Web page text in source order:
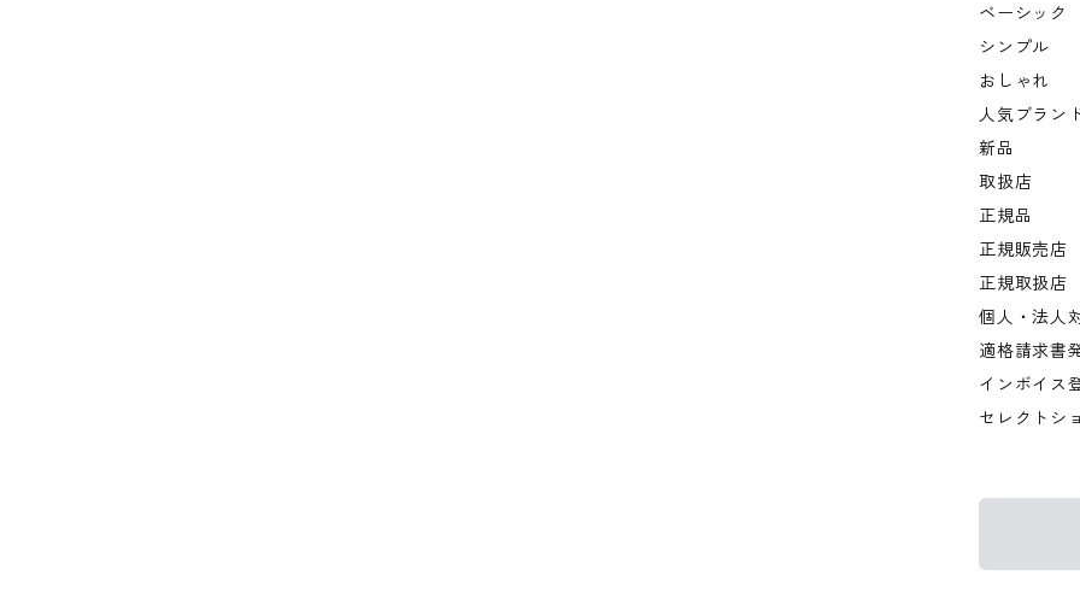
ベーシック
シンプル
おしゃれ
人気ブラン
新品
取扱店
正規品
正規販売店
正規取扱店
個人・法人
適格請求書
インボイス
セレクトシ